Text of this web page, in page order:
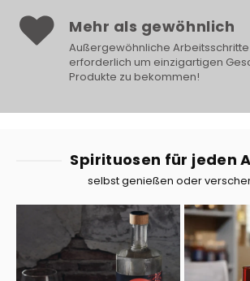
Mehr als gewöhnlich
Außergewöhnliche
erforderlich um einzigartigen
Produkte zu bekommen!
Spirituosen für jeden
selbst genießen oder